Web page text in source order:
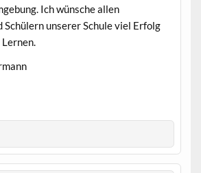
Ich wünsche allen
Schülern unserer Schule viel Erfolg